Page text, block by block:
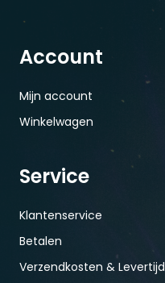
Account
Mijn account
Winkelwagen
Service
Klantenservice
Betalen
Verzendkosten & Levertijd